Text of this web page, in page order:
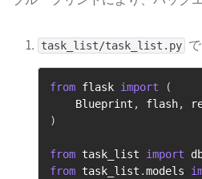
task_list/task_list.py
from flask import
(
    Blueprint
, flash,
)
from task_list import
from task_list .models